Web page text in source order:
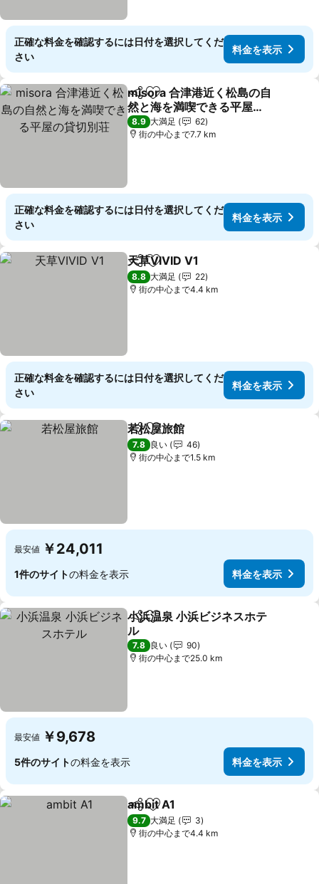
正確な料金を確認するには日付を選択してくだ
さい
料金を表示
シェアお気に入りに追加
misora 合津港近く松島の自
然と海を満喫できる平屋の
貸切別荘
8.9 大満足
62
街の中心まで7.7 km
正確な料金を確認するには日付を選択してくだ
さい
料金を表示
シェアお気に入りに追加
天草VIVID V1
8.8 大満足
22
街の中心まで4.4 km
正確な料金を確認するには日付を選択してくだ
さい
料金を表示
シェアお気に入りに追加
若松屋旅館
7.8 良い
46
街の中心まで1.5 km
最安値 ￥24,011
1件のサイトの料金を表示 料金を表示
シェアお気に入りに追加
小浜温泉 小浜ビジネスホテ
ル
7.8 良い
90
街の中心まで25.0 km
最安値 ￥9,678
5件のサイトの料金を表示 料金を表示
シェアお気に入りに追加
ambit A1
9.7 大満足
3
街の中心まで4.4 km